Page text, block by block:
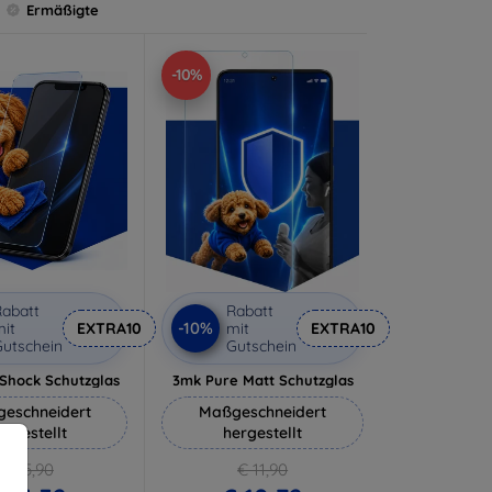
Ermäßigte
EXTRA10
Schutzglas
€ 15,90
-10%
-10%
Rabatt
mit
Gutschein
EXTRA10
3mk Pure Matt Schutzglas
Maßgeschneidert
hergestellt
€ 11,90